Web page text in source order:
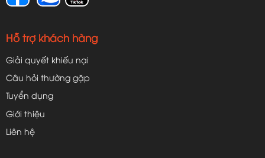
Hỗ trợ khách hàng
Giải quyết khiếu nại
Câu hỏi thường gặp
Tuyển dụng
Giới thiệu
Liên hệ